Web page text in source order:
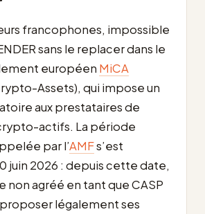
francophones, impossible
sans le replacer dans le
européen MiCA
Assets), qui impose un
aux prestataires de
actifs. La période
par l’AMFs’est
juin 2026 : depuis cette date,
non agréé en tant que CASP
légalement ses